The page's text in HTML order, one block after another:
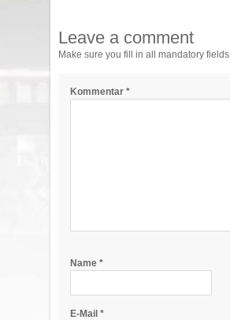
Leave a comment
Make sure you fill in all mandatory fields.
Kommentar *
Name *
E-Mail *